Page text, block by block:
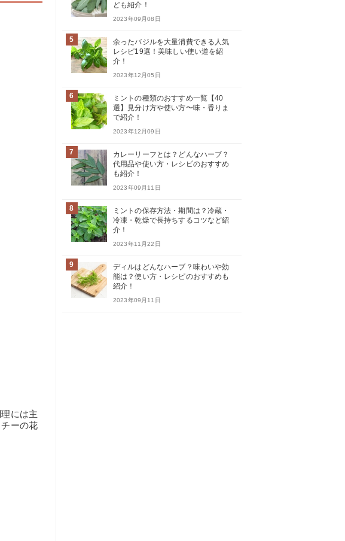
には主
ーの花
ども紹介！
2023年09月08日
5
余ったバジルを大量消費できる人気
レシピ19選！美味しい使い道を紹
介！
2023年12月05日
6
ミントの種類のおすすめ一覧【40
選】見分け方や使い方〜味・香りま
で紹介！
2023年12月09日
7
カレーリーフとは？どんなハーブ？
代用品や使い方・レシピのおすすめ
も紹介！
2023年09月11日
8
ミントの保存方法・期間は？冷蔵・
冷凍・乾燥で長持ちするコツなど紹
介！
2023年11月22日
9
ディルはどんなハーブ？味わいや効
能は？使い方・レシピのおすすめも
紹介！
2023年09月11日